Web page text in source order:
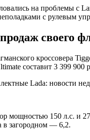
на проблемы
с рулевым
своего
кроссовера
составит 3 399 900
мощностью 150 л.с. и
в загородном — 6,2.